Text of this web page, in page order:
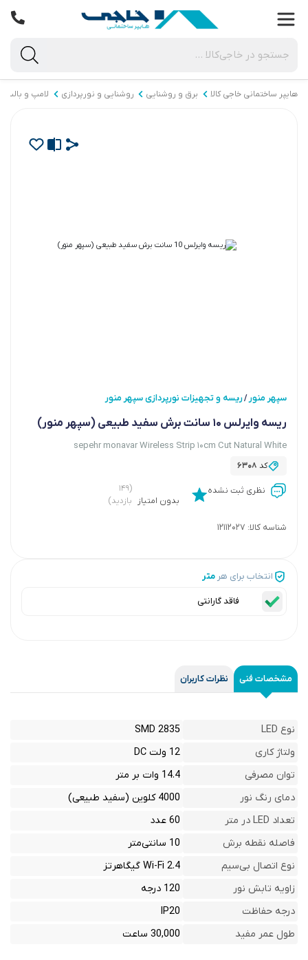
هایپر ساختمانی خاجی‌ کالا برق و روشنایی روشنایی و نورپردازی لامپ و بالب
سپهر منور /ریسه و تجهیزات نورپردازی سپهر منور
ریسه وایرلس 10 سانت برش سفید طبیعی (سپهر منور)
sepehr monavar Wireless Strip 10cm Cut Natural White
کد 6308
نظری ثبت نشده
بدون امتیاز
(۱۴۹
بازدید)
شناسه کالا: 12112027
انتخاب برای هر متر
فاقد گارانتی
مشخصات فنی نظرات کاربران
نوع LED
SMD 2835
ولتاژ کاری
12 ولت DC
توان مصرفی
14.4 وات بر متر
دمای رنگ نور
4000 کلوین (سفید طبیعی)
تعداد LED در متر
60 عدد
فاصله نقطه برش
10 سانتی‌متر
نوع اتصال بی‌سیم
Wi-Fi 2.4 گیگاهرتز
زاویه تابش نور
120 درجه
درجه حفاظت
IP20
طول عمر مفید
30,000 ساعت